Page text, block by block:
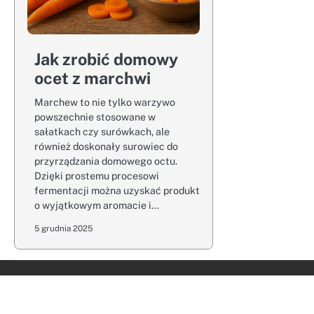
Jak zrobić domowy
ocet z marchwi
Marchew to nie tylko warzywo
powszechnie stosowane w
sałatkach czy surówkach, ale
również doskonały surowiec do
przyrządzania domowego octu.
Dzięki prostemu procesowi
fermentacji można uzyskać produkt
o wyjątkowym aromacie i…
5 grudnia 2025